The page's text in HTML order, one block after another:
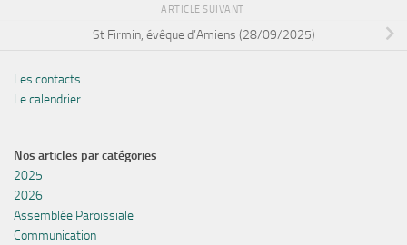
ARTICLE SUIVANT
St Firmin, évêque d’Amiens (28/09/2025)
Les contacts
Le calendrier
Nos articles par catégories
2025
2026
Assemblée Paroissiale
Communication